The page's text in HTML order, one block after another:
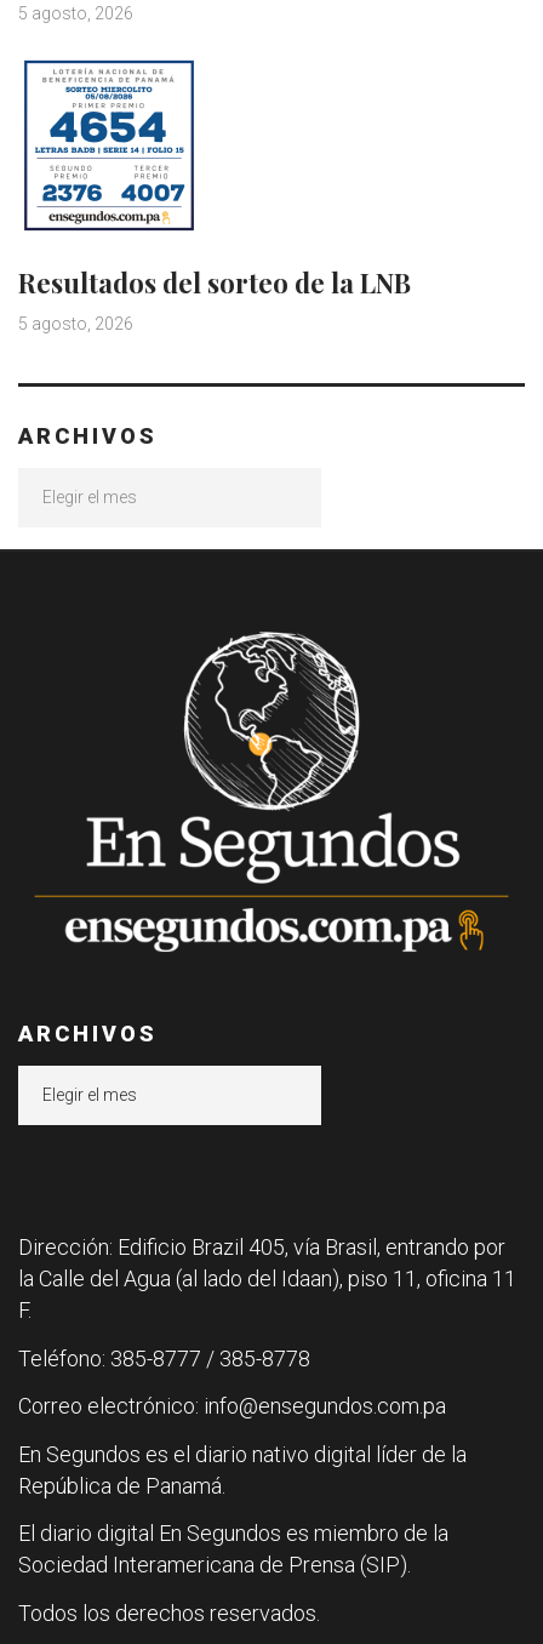
5 agosto, 2026
Resultados del sorteo de la LNB
5 agosto, 2026
ARCHIVOS
ARCHIVOS
Dirección: Edificio Brazil 405, vía Brasil, entrando por
la Calle del Agua (al lado del Idaan), piso 11, oficina 11
F.
Teléfono: 385-8777 / 385-8778
Correo electrónico: info@ensegundos.com.pa
En Segundos es el diario nativo digital líder de la
República de Panamá.
El diario digital En Segundos es miembro de la
Sociedad Interamericana de Prensa (SIP).
Todos los derechos reservados.